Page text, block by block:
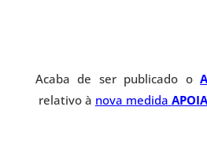
Acaba de ser publicado o
relativo à nova medida